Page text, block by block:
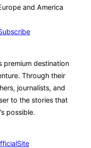
and America
premium destination
Through their
journalists, and
to the stories that
possible.